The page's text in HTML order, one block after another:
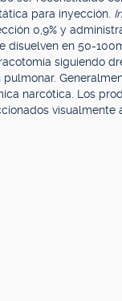
para inyección.
0,9% y
disuelven en 50-
siguiendo
narcótica. Los